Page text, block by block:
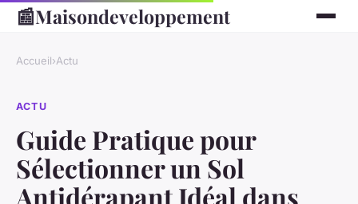
📰Maisondeveloppement
Accueil›Actu
ACTU
Guide Pratique pour
Sélectionner un Sol
Antidérapant Idéal dans